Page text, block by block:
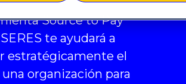
Source to Pay
te ayudará a
estratégicamente el
organización para